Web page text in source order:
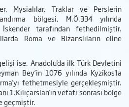
Mysialılar, Traklar ve Perslerin
bölgesi, M.Ö.334 yılında
tarafından fethedilmiştir.
Roma ve Bizanslıların eline
ise, Anadolu'da ilk Türk Devletini
Bey’in 1076 yılında Kyzikos'la
fethetmesiyle gerçekleşmiştir.
1.Kılıçarslan'ın vefatı sonrası bölge
geçmiştir.